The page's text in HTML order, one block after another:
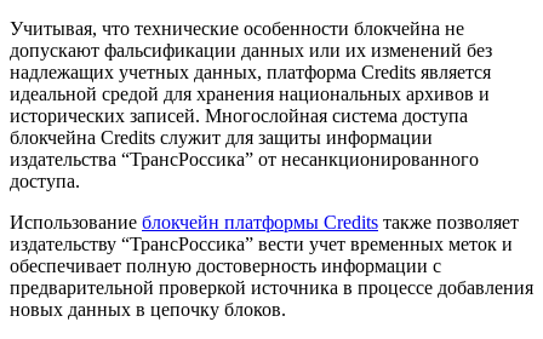
Учитывая, что технические особенности блокчейна не
допускают фальсификации данных или их изменений без
надлежащих учетных данных, платформа Credits является
идеальной средой для хранения национальных архивов и
исторических записей. Многослойная система доступа
блокчейна Credits служит для защиты информации
издательства “ТрансРоссика” от несанкционированного
доступа.
Использование блокчейн платформы Credits также позволяет
издательству “ТрансРоссика” вести учет временных меток и
обеспечивает полную достоверность информации с
предварительной проверкой источника в процессе добавления
новых данных в цепочку блоков.